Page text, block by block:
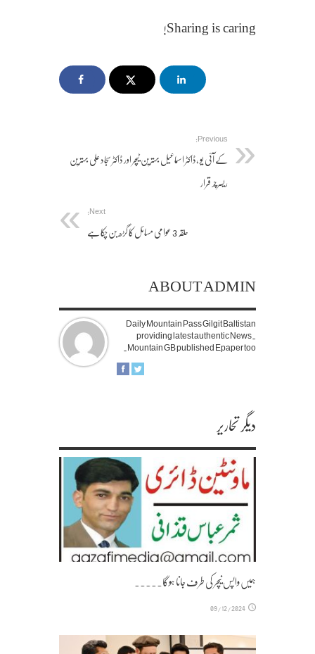
Sharing is caring!
Previous:
کے آئی یو ،ڈاکٹر اسماعیل بہترین ٹیچر اور ڈاکٹر سجاد علی بہترین
ریسرچر قرار
Next:
حلقہ 3 عوامی مسائل کا گڑھ بن چکا ہے
ABOUT ADMIN
Daily Mountain Pass Gilgit Baltistan
providing latest authentic News.
Mountain GB published Epaper too.
دیگر تحاریر
ہمیں واپس نیچر کی طرف جانا ہوگا۔۔۔۔۔
09/12/2024